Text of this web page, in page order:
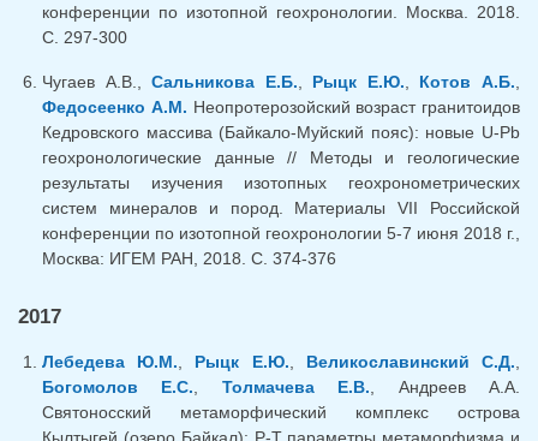
конференции по изотопной геохронологии. Москва. 2018.
С. 297-300
Чугаев А.В.,Сальникова Е.Б. Рыцк Е.Ю. Котов А.Б.
Федосеенко А.М. Неопротерозойский возраст гранитоидов
Кедровского массива (Байкало-Муйский пояс): новые U-Pb
геохронологические данные // Методы и геологические
результаты изучения изотопных геохронометрических
систем минералов и пород. Материалы VII Российской
конференции по изотопной геохронологии 5-7 июня 2018 г.,
Москва: ИГЕМ РАН, 2018. С. 374-376
2017
Лебедева Ю.М. Рыцк Е.Ю. Великославинский С.Д.
Богомолов Е.С.
Толмачева Е.В. , Андреев А.А.
Святоносский метаморфический комплекс острова
Кылтыгей (озеро Байкал): Р-Т параметры метаморфизма и